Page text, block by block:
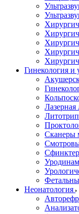
Гинекология и
Лазерная
Сканеры
Неонатология